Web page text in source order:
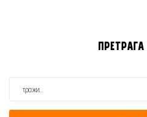
ПРЕТРАГА